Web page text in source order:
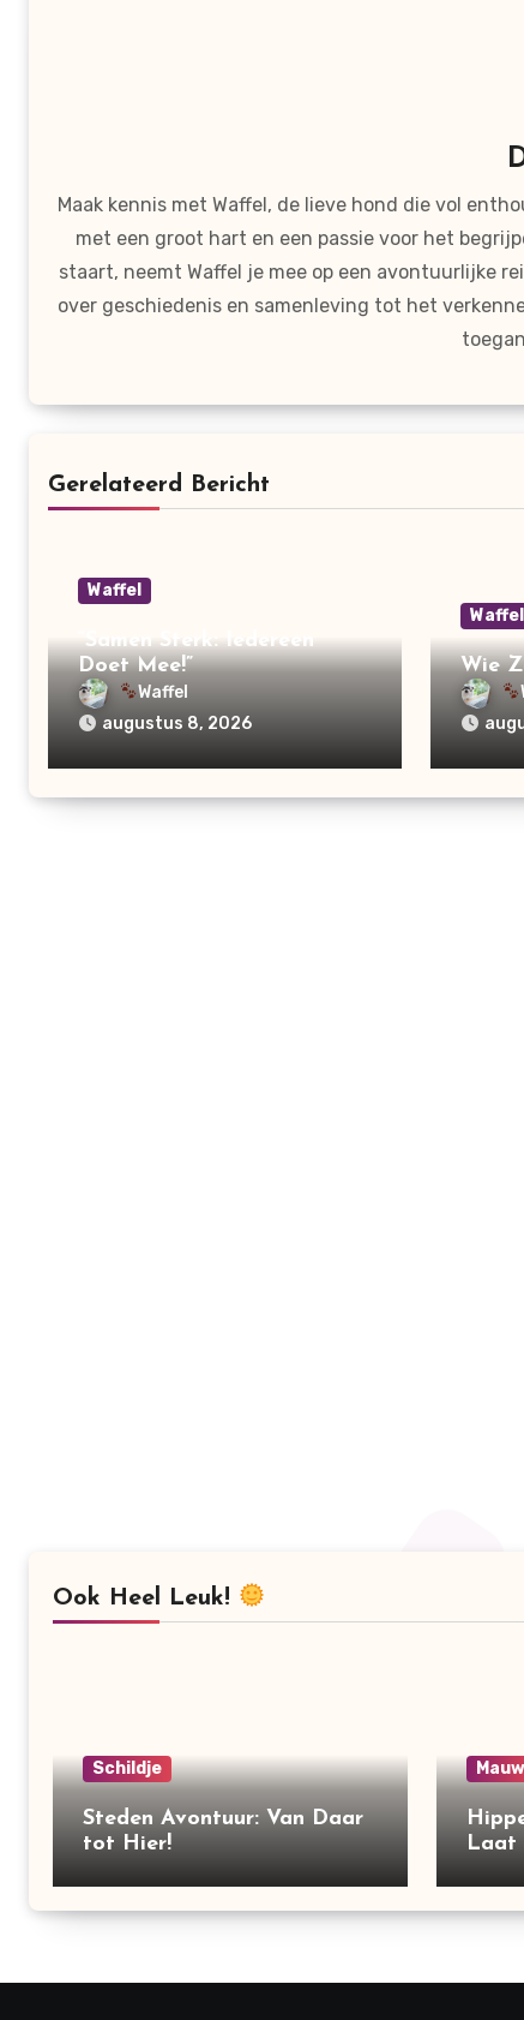
Maak kennis met Waffel, de lieve hond die vol
met een groot hart en een passie voor het
staart, neemt Waffel je mee op een avontuurlijke
over geschiedenis en samenleving tot het
Gerelateerd Bericht
Waffel
“Samen Sterk: Iedereen
Doet Mee!”
Waffel
augustus 8, 2026
Waffel
Wie
Ook Heel Leuk!
Schildje
Steden Avontuur: Van Daar
tot Hier!
Mauw
Laat